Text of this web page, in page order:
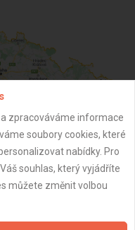
zpracováváme informace
soubory cookies, které
nabídky. Pro
souhlas, který vyjádříte
můžete změnit volbou